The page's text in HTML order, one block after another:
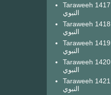
Taraweeh 1417 صلاة التراويح من المسجد
النبوي
Taraweeh 1418 صلاة التراويح من المسجد
النبوي
Taraweeh 1419 صلاة التراويح من المسجد
النبوي
Taraweeh 1420 صلاة التراويح من المسجد
النبوي
Taraweeh 1421 صلاة التراويح من المسجد
النبوي